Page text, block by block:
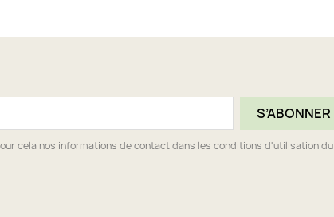
cela nos informations de contact dans les conditions d'utilisation du